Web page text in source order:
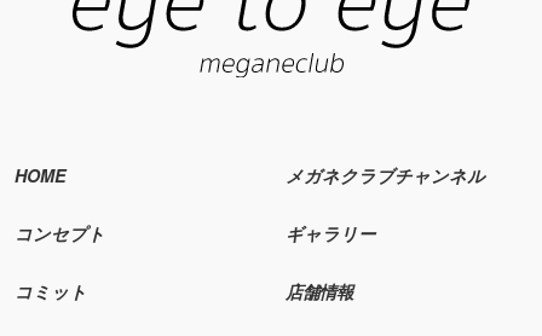
HOME
コンセプト
コミット
メガネクラブチャンネル
ギャラリー
店舗情報